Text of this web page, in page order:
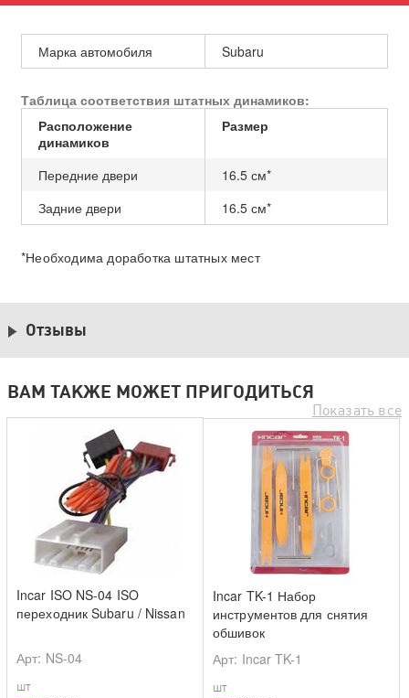
Марка автомобиля Subaru
Таблица соответствия штатных динамиков:
Расположение
динамиков
Размер
Передние двери
16.5 см*
Задние двери
16.5 см*
*Необходима доработка штатных мест
Отзывы
ВАМ ТАКЖЕ МОЖЕТ ПРИГОДИТЬСЯ
Показать все
Incar ISO NS-04 ISO
переходник Subaru / Nissan
Арт: NS-04
шт
Incar TK-1 Набор
инструментов для снятия
обшивок
Арт: Incar TK-1
шт